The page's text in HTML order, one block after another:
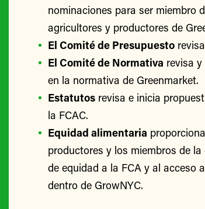
nominaciones para ser miembro
agricultores y productores de
El Comité de Presupuesto
El Comité de Normativa revisa
en la normativa de Greenmarket.
Estatutos revisa e inicia
la FCAC.
Equidad alimentaria
productores y los miembros de
de equidad a la FCA y al acceso
dentro de GrowNYC.